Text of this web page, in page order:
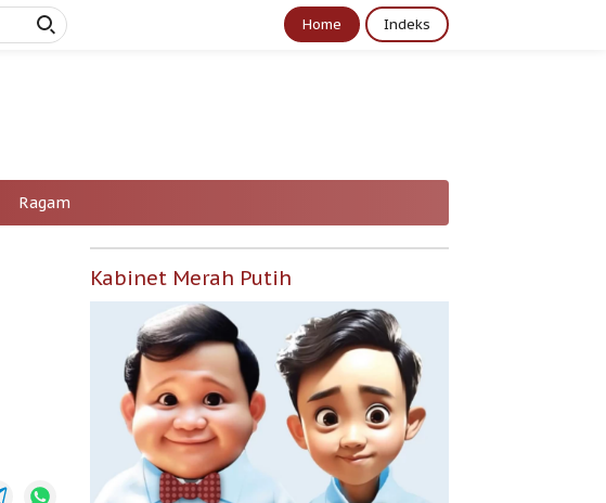
Home Indeks
Ragam
Kabinet Merah Putih